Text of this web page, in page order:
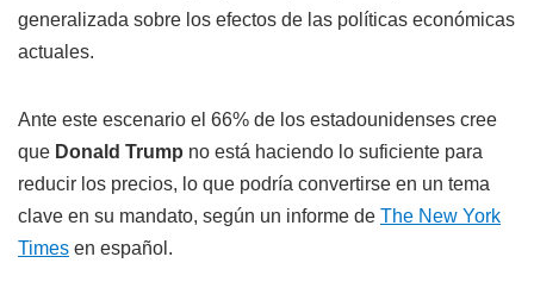
generalizada sobre los efectos de las políticas económicas
actuales.
Ante este escenario el 66% de los estadounidenses cree
que Donald Trump no está haciendo lo suficiente para
reducir los precios, lo que podría convertirse en un tema
clave en su mandato, según un informe de The New York
Times en español.